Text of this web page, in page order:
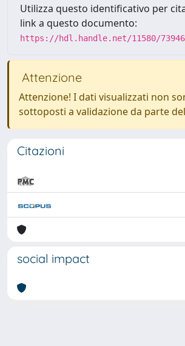
Utilizza questo identificativo per
link a questo documento:
https://hdl.handle.net/11580/73946
Attenzione
Attenzione! I dati visualizzati non
sottoposti a validazione da parte
Citazioni
social impact